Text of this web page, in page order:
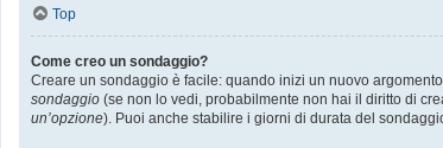
Top
Come creo un sondaggio?
Creare un sondaggio è facile: quando inizi un nuovo
sondaggio (se non lo vedi, probabilmente non hai il diritto di
un’opzione). Puoi anche stabilire i giorni di durata del